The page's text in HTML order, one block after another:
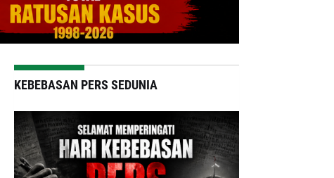
KEBEBASAN PERS SEDUNIA